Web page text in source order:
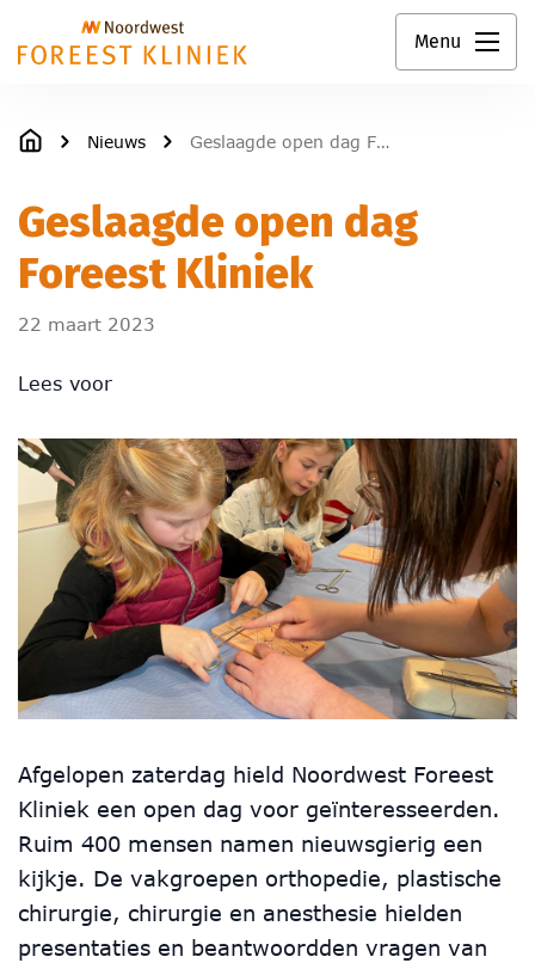
Menu
Nieuws Geslaagde open dag Foreest Kliniek
Geslaagde open dag
Foreest Kliniek
22 maart 2023
Lees voor
Afgelopen zaterdag hield Noordwest Foreest
Kliniek een open dag voor geïnteresseerden.
Ruim 400 mensen namen nieuwsgierig een
kijkje. De vakgroepen orthopedie, plastische
chirurgie, chirurgie en anesthesie hielden
presentaties en beantwoordden vragen van